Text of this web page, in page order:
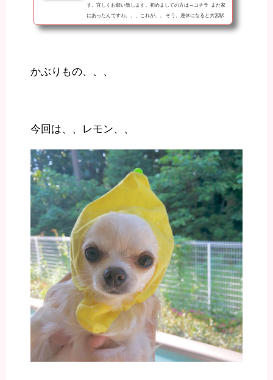
す。宜しくお願い致します。初めましての方は→コチラ また家
にあったんですわ、、、これが、、 そう。連休になると大宮駅
に出現する ガチャガチャです。妻がこれ好きなんですよねww し
かぶりもの、、、
今回は、、レモン、、